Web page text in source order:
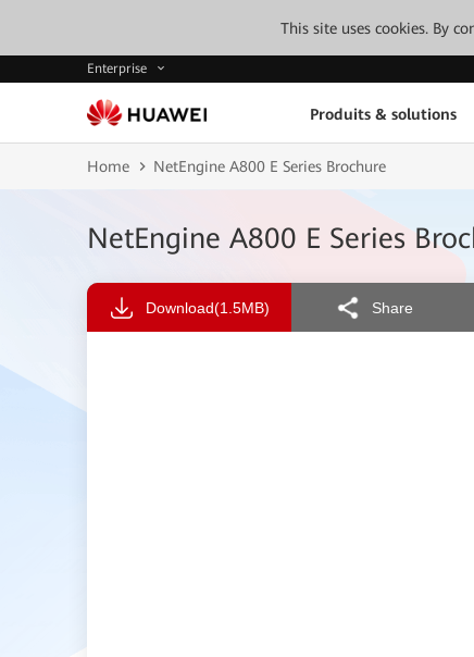
This site uses cookies. By
Enterprise
Produits & solutions
Home NetEngine A800 E Series Brochure
NetEngine A800 E Series
Download(1.5MB) Share